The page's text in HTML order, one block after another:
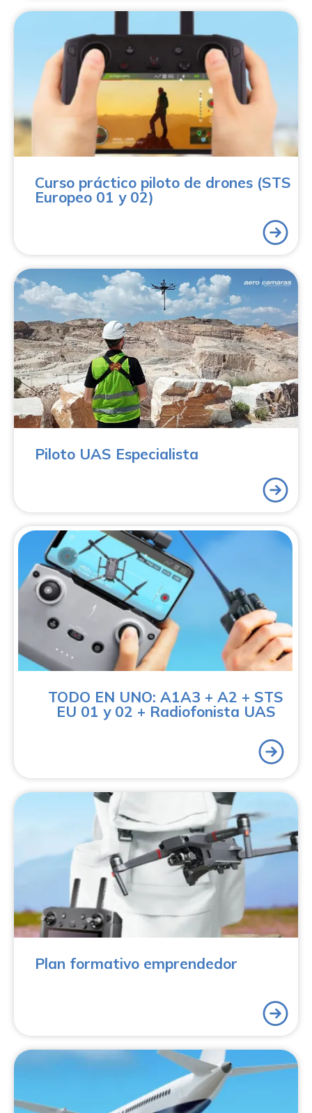
Curso práctico piloto de drones (STS
Europeo 01 y 02)
Completa tu formación STS con nuestras prácticas.
Fórmate con Aerocamaras y obtén tu certificado
práctico para los escenarios estándar (STS01 y
STS02). con este curso conseguirás también el carnet
de piloto de drones de Aerocamaras.
Piloto UAS Especialista
Con Piloto UAS Especialista accederás a una
formación integral y orientada al mercado laboral,
diseñada para que te conviertas en un profesional
cualificado, certificado y preparado para trabajar en el
sector UAS con total seguridad y respaldo normativo.
TODO EN UNO: A1A3 + A2 + STS
EU 01 y 02 + Radiofonista UAS
¿Quieres obtener la formación necesaria para volar
al máximo nivel a un precio increíble? Estás a un solo
paso gracias al TODO EN UNO de Aerocámaras.
Obtendrás la formación necesaria para realizar
vuelos de manera legal en todos los escenarios
gracias a este Plan Formativo que integra todas las
titulaciones oficiales de piloto de drones y la de
radiofonista aeronáutico.
Plan formativo emprendedor
Consigue a un precio espectacular al hacer tu Curso
avanzado profesional de piloto de drones STS (nivel 3
de formación de AESA), el Curso gestión de operador
profesional de drones y la habilitación de operador
completa (en categoría abierta y específica). Con este
plan formativo podrás empezar a trabajar con drones
en la mayoría de escenarios operacionales.
¿Quieres obtener la formación necesaria para volar
donde tú quieras a un precio increíble? Estás a un solo
paso gracias al Plan Formativo Vuela sin límites de